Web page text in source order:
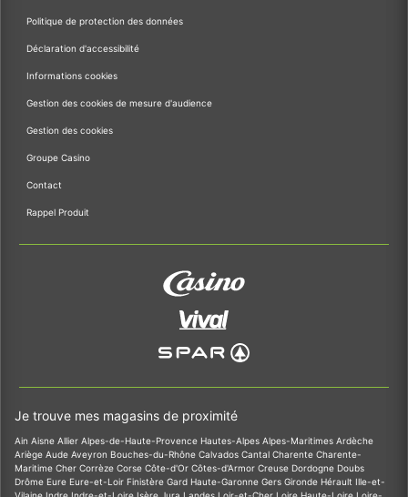
Politique de protection des données
Déclaration d'accessibilité
Informations cookies
Gestion des cookies de mesure d'audience
Gestion des cookies
Groupe Casino
Contact
Rappel Produit
Je trouve mes magasins de proximité
Ain Aisne Allier Alpes-de-Haute-Provence Hautes-Alpes Alpes-Maritimes Ardèche
Ariège Aude Aveyron Bouches-du-Rhône Calvados Cantal Charente Charente-
Maritime Cher Corrèze Corse Côte-d'Or Côtes-d'Armor Creuse Dordogne Doubs
Drôme Eure Eure-et-Loir Finistère Gard Haute-Garonne Gers Gironde Hérault Ille-et-